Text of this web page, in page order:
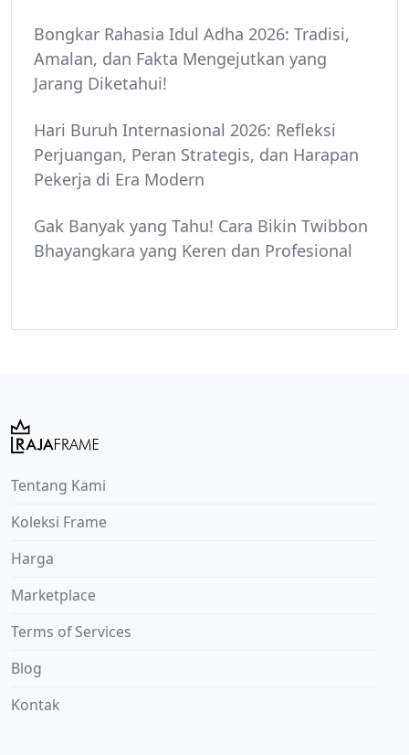
Bongkar Rahasia Idul Adha 2026: Tradisi,
Amalan, dan Fakta Mengejutkan yang
Jarang Diketahui!
Hari Buruh Internasional 2026: Refleksi
Perjuangan, Peran Strategis, dan Harapan
Pekerja di Era Modern
Gak Banyak yang Tahu! Cara Bikin Twibbon
Bhayangkara yang Keren dan Profesional
Tentang Kami
Koleksi Frame
Harga
Marketplace
Terms of Services
Blog
Kontak